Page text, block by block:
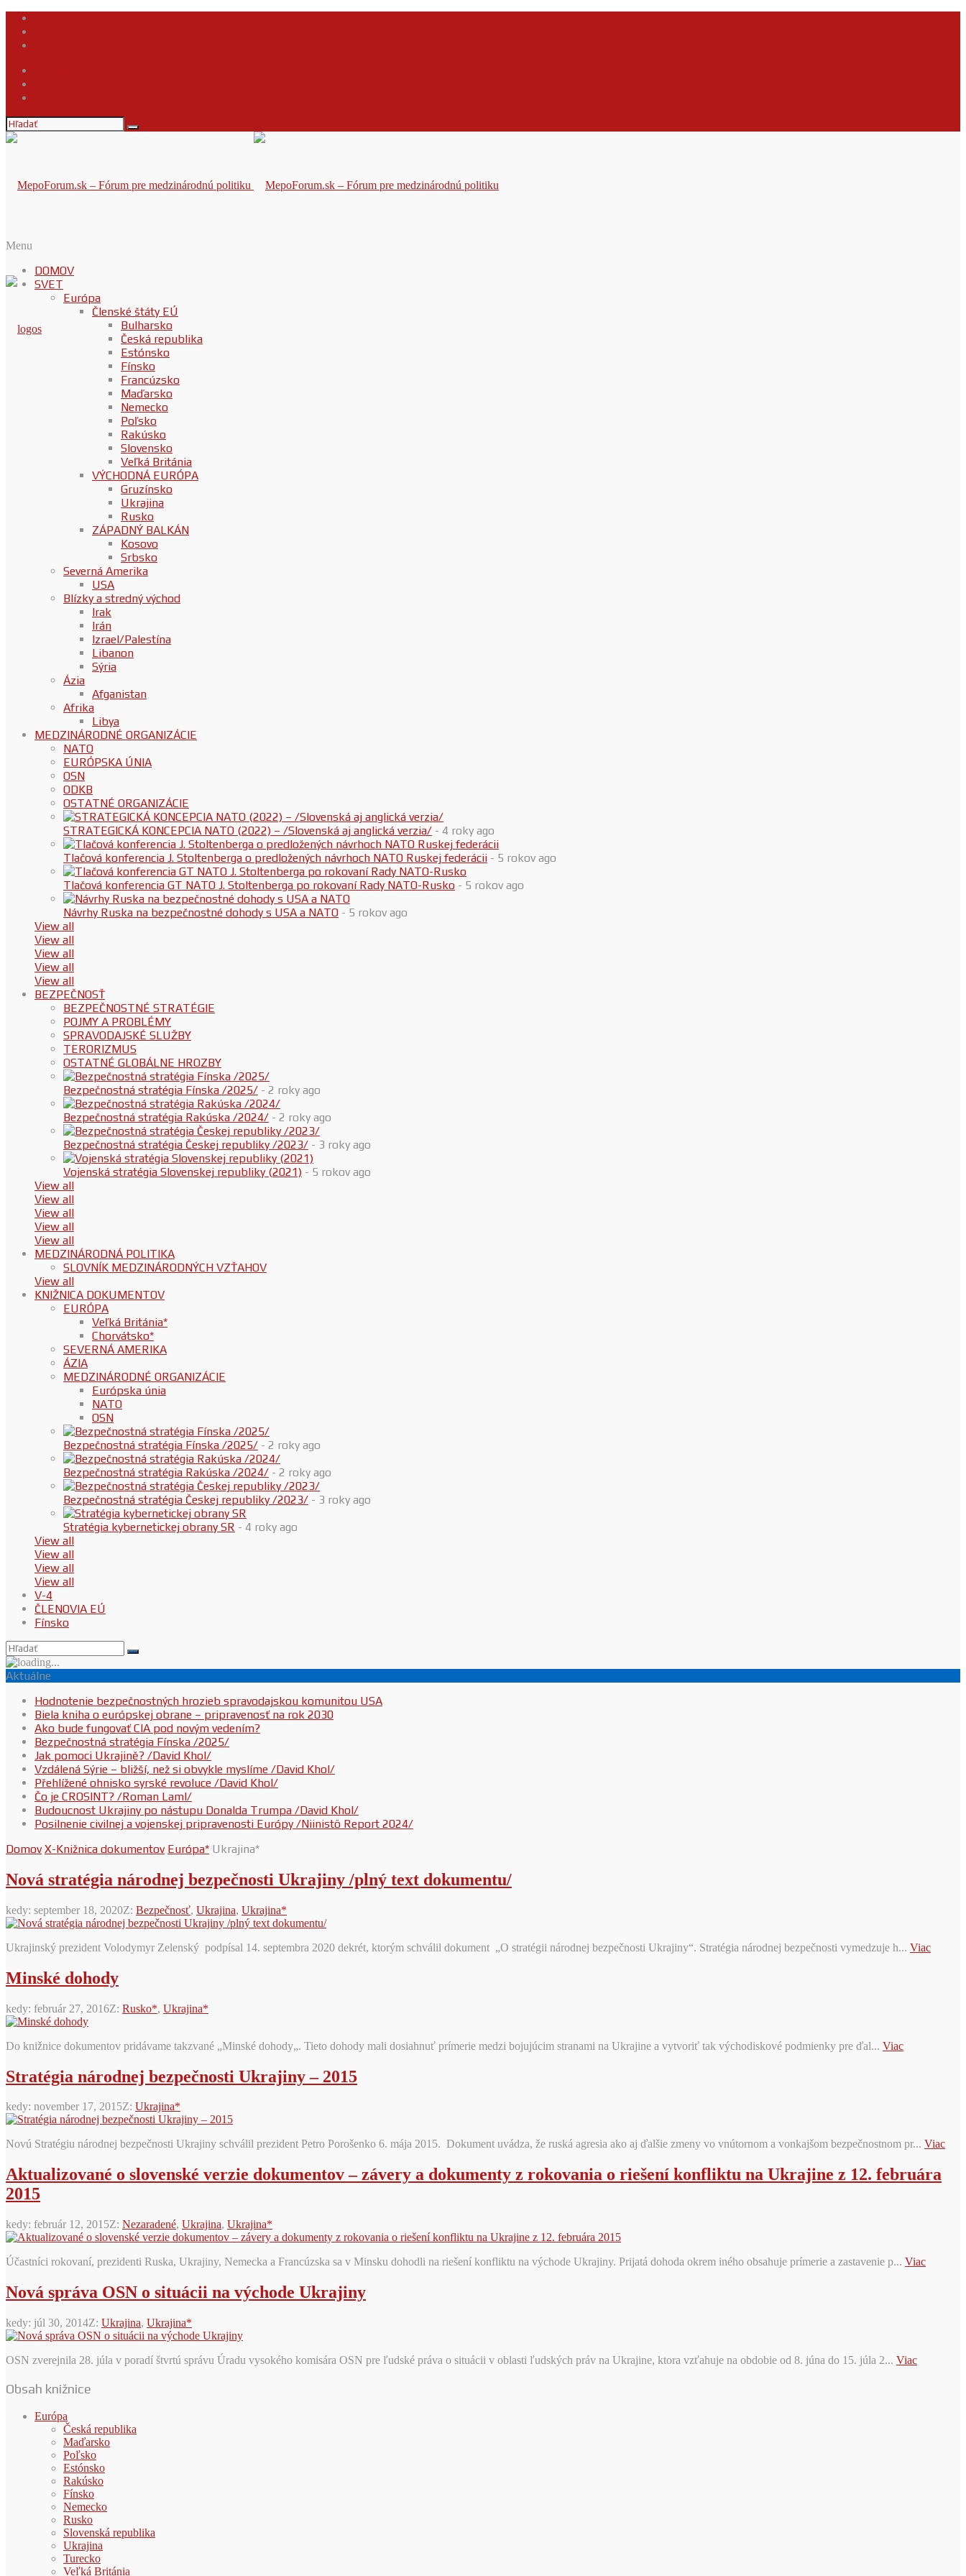
Menu
DOMOV
SVET
Európa
Členské štáty EÚ
Bulharsko
Česká republika
Estónsko
Fínsko
Francúzsko
Maďarsko
Nemecko
Poľsko
Rakúsko
Slovensko
Veľká Británia
VÝCHODNÁ EURÓPA
Gruzínsko
Ukrajina
Rusko
ZÁPADNÝ BALKÁN
Kosovo
Srbsko
Severná Amerika
USA
Blízky a stredný východ
Irak
Irán
Izrael/Palestína
Libanon
Sýria
Ázia
Afganistan
Afrika
Libya
MEDZINÁRODNÉ ORGANIZÁCIE
NATO
EURÓPSKA ÚNIA
OSN
ODKB
OSTATNÉ ORGANIZÁCIE
STRATEGICKÁ KONCEPCIA NATO (2022) – /Slovenská aj anglická verzia/ - 4 roky ago
Tlačová konferencia J. Stoltenberga o predložených návrhoch NATO Ruskej federácii - 5 rokov ago
Tlačová konferencia GT NATO J. Stoltenberga po rokovaní Rady NATO-Rusko - 5 rokov ago
Návrhy Ruska na bezpečnostné dohody s USA a NATO - 5 rokov ago
View all
View all
View all
View all
View all
BEZPEČNOSŤ
BEZPEČNOSTNÉ STRATÉGIE
POJMY A PROBLÉMY
SPRAVODAJSKÉ SLUŽBY
TERORIZMUS
OSTATNÉ GLOBÁLNE HROZBY
Bezpečnostná stratégia Fínska /2025/ - 2 roky ago
Bezpečnostná stratégia Rakúska /2024/ - 2 roky ago
Bezpečnostná stratégia Českej republiky /2023/ - 3 roky ago
Vojenská stratégia Slovenskej republiky (2021) - 5 rokov ago
View all
View all
View all
View all
View all
MEDZINÁRODNÁ POLITIKA
SLOVNÍK MEDZINÁRODNÝCH VZŤAHOV
View all
KNIŽNICA DOKUMENTOV
EURÓPA
Veľká Británia*
Chorvátsko*
SEVERNÁ AMERIKA
ÁZIA
MEDZINÁRODNÉ ORGANIZÁCIE
Európska únia
NATO
OSN
Bezpečnostná stratégia Fínska /2025/ - 2 roky ago
Bezpečnostná stratégia Rakúska /2024/ - 2 roky ago
Bezpečnostná stratégia Českej republiky /2023/ - 3 roky ago
Stratégia kybernetickej obrany SR - 4 roky ago
View all
View all
View all
View all
V-4
ČLENOVIA EÚ
Fínsko
Aktuálne
Hodnotenie bezpečnostných hrozieb spravodajskou komunitou USA
Biela kniha o európskej obrane – pripravenosť na rok 2030
Ako bude fungovať CIA pod novým vedením?
Bezpečnostná stratégia Fínska /2025/
Jak pomoci Ukrajině? /David Khol/
Vzdálená Sýrie – bližší, než si obvykle myslíme /David Khol/
Přehlížené ohnisko syrské revoluce /David Khol/
Čo je CROSINT? /Roman Laml/
Budoucnost Ukrajiny po nástupu Donalda Trumpa /David Khol/
Posilnenie civilnej a vojenskej pripravenosti Európy /Niinistö Report 2024/
Domov X-Knižnica dokumentov Európa* Ukrajina*
Nová stratégia národnej bezpečnosti Ukrajiny /plný text dokumentu/
kedy: september 18, 2020Z: Bezpečnosť, Ukrajina, Ukrajina*
Ukrajinský prezident Volodymyr Zelenský podpísal 14. septembra 2020 dekrét, ktorým schválil dokument „O stratégii národnej bezpečnosti Ukrajiny“. Stratégia národnej bezpečnosti vymedzuje h... Viac
Minské dohody
kedy: február 27, 2016Z: Rusko*, Ukrajina*
Do knižnice dokumentov pridávame takzvané „Minské dohody„. Tieto dohody mali dosiahnuť prímerie medzi bojujúcim stranami na Ukrajine a vytvoriť tak východiskové podmienky pre ďal... Viac
Stratégia národnej bezpečnosti Ukrajiny – 2015
kedy: november 17, 2015Z: Ukrajina*
Novú Stratégiu národnej bezpečnosti Ukrajiny schválil prezident Petro Porošenko 6. mája 2015. Dokument uvádza, že ruská agresia ako aj ďalšie zmeny vo vnútornom a vonkajšom bezpečnostnom pr... Viac
Aktualizované o slovenské verzie dokumentov – závery a dokumenty z rokovania o riešení konfliktu na Ukrajine z 12. februára
2015
kedy: február 12, 2015Z: Nezaradené, Ukrajina, Ukrajina*
Účastníci rokovaní, prezidenti Ruska, Ukrajiny, Nemecka a Francúzska sa v Minsku dohodli na riešení konfliktu na východe Ukrajiny. Prijatá dohoda okrem iného obsahuje prímerie a zastavenie p... Viac
Nová správa OSN o situácii na východe Ukrajiny
kedy: júl 30, 2014Z: Ukrajina, Ukrajina*
OSN zverejnila 28. júla v poradí štvrtú správu Úradu vysokého komisára OSN pre ľudské práva o situácii v oblasti ľudských práv na Ukrajine, ktora vzťahuje na obdobie od 8. júna do 15. júla 2... Viac
Obsah knižnice
Európa
Česká republika
Maďarsko
Poľsko
Estónsko
Rakúsko
Fínsko
Nemecko
Rusko
Slovenská republika
Ukrajina
Turecko
Veľká Británia